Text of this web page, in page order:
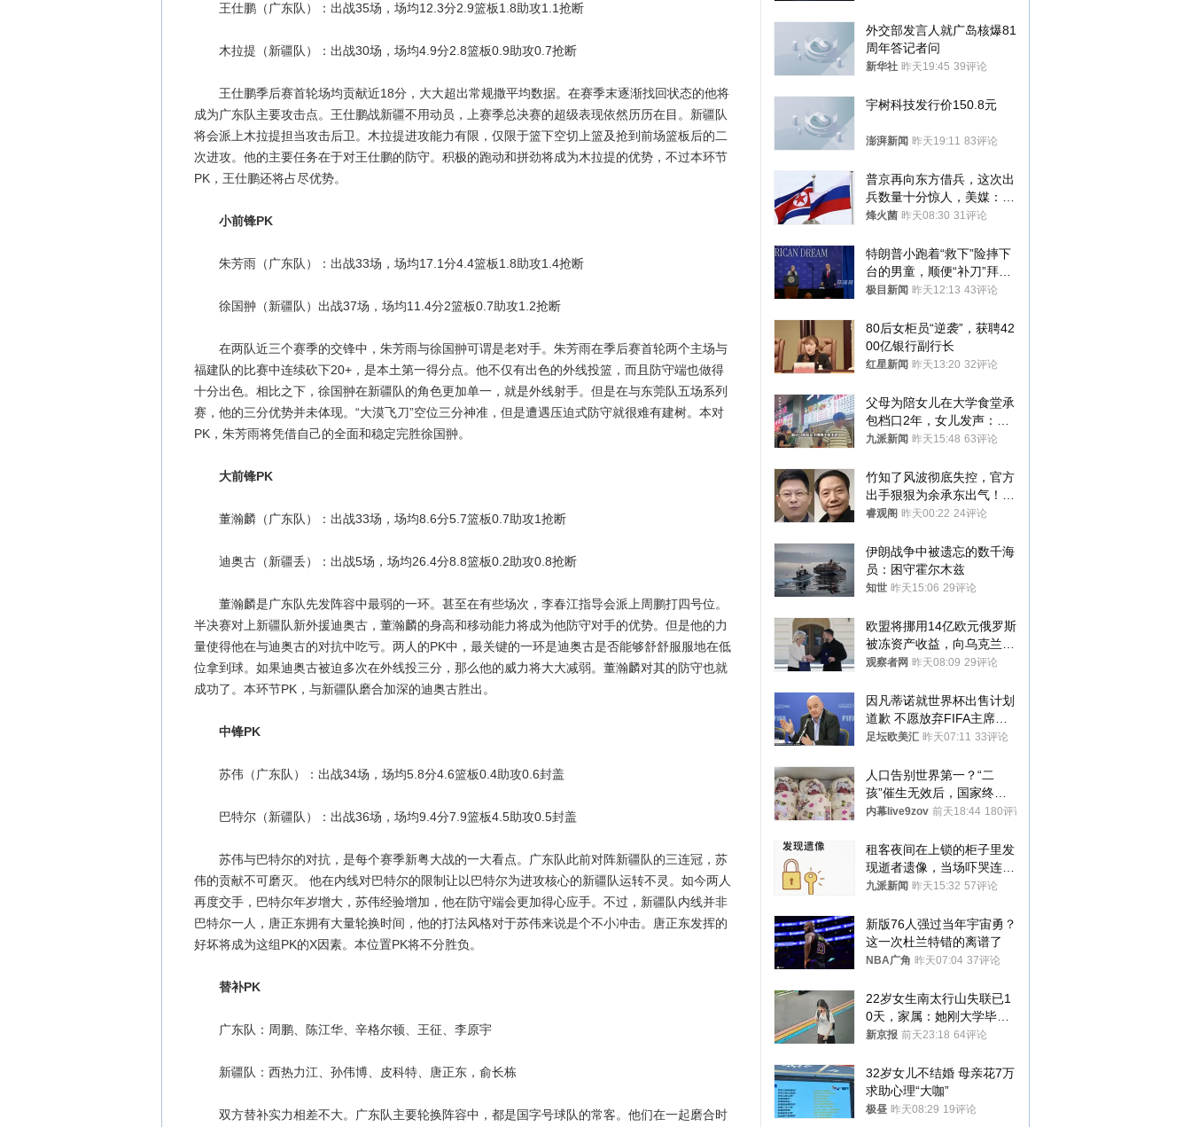
王仕鹏（广东队）：出战35场，场均12.3分2.9篮板1.8助攻1.1抢断
木拉提（新疆队）：出战30场，场均4.9分2.8篮板0.9助攻0.7抢断
王仕鹏季后赛首轮场均贡献近18分，大大超出常规撒平均数据。在赛季末逐渐找回状态的他将
成为广东队主要攻击点。王仕鹏战新疆不用动员，上赛季总决赛的超级表现依然历历在目。新疆队
将会派上木拉提担当攻击后卫。木拉提进攻能力有限，仅限于篮下空切上篮及抢到前场篮板后的二
次进攻。他的主要任务在于对王仕鹏的防守。积极的跑动和拼劲将成为木拉提的优势，不过本环节
PK，王仕鹏还将占尽优势。
小前锋PK
朱芳雨（广东队）：出战33场，场均17.1分4.4篮板1.8助攻1.4抢断
徐国翀（新疆队）出战37场，场均11.4分2篮板0.7助攻1.2抢断
在两队近三个赛季的交锋中，朱芳雨与徐国翀可谓是老对手。朱芳雨在季后赛首轮两个主场与
福建队的比赛中连续砍下20+，是本土第一得分点。他不仅有出色的外线投篮，而且防守端也做得
十分出色。相比之下，徐国翀在新疆队的角色更加单一，就是外线射手。但是在与东莞队五场系列
赛，他的三分优势并未体现。“大漠飞刀”空位三分神准，但是遭遇压迫式防守就很难有建树。本对
PK，朱芳雨将凭借自己的全面和稳定完胜徐国翀。
大前锋PK
董瀚麟（广东队）：出战33场，场均8.6分5.7篮板0.7助攻1抢断
迪奥古（新疆丢）：出战5场，场均26.4分8.8篮板0.2助攻0.8抢断
董瀚麟是广东队先发阵容中最弱的一环。甚至在有些场次，李春江指导会派上周鹏打四号位。
半决赛对上新疆队新外援迪奥古，董瀚麟的身高和移动能力将成为他防守对手的优势。但是他的力
量使得他在与迪奥古的对抗中吃亏。两人的PK中，最关键的一环是迪奥古是否能够舒舒服服地在低
位拿到球。如果迪奥古被迫多次在外线投三分，那么他的威力将大大减弱。董瀚麟对其的防守也就
成功了。本环节PK，与新疆队磨合加深的迪奥古胜出。
中锋PK
苏伟（广东队）：出战34场，场均5.8分4.6篮板0.4助攻0.6封盖
巴特尔（新疆队）：出战36场，场均9.4分7.9篮板4.5助攻0.5封盖
苏伟与巴特尔的对抗，是每个赛季新粤大战的一大看点。广东队此前对阵新疆队的三连冠，苏
伟的贡献不可磨灭。 他在内线对巴特尔的限制让以巴特尔为进攻核心的新疆队运转不灵。如今两人
再度交手，巴特尔年岁增大，苏伟经验增加，他在防守端会更加得心应手。不过，新疆队内线并非
巴特尔一人，唐正东拥有大量轮换时间，他的打法风格对于苏伟来说是个不小冲击。唐正东发挥的
好坏将成为这组PK的X因素。本位置PK将不分胜负。
替补PK
广东队：周鹏、陈江华、辛格尔顿、王征、李原宇
新疆队：西热力江、孙伟博、皮科特、唐正东，俞长栋
双方替补实力相差不大。广东队主要轮换阵容中，都是国字号球队的常客。他们在一起磨合时
外交部发言人就广岛核爆81
周年答记者问
新华社 昨天19:45 39评论
宇树科技发行价150.8元
澎湃新闻 昨天19:11 83评论
普京再向东方借兵，这次出
兵数量十分惊人，美媒：俄
朝要动真格？
烽火菌 昨天08:30 31评论
特朗普小跑着“救下”险摔下
台的男童，顺便“补刀”拜
登：“我可不想他像拜登一
极目新闻 昨天12:13 43评论
80后女柜员“逆袭”，获聘42
00亿银行副行长
红星新闻 昨天13:20 32评论
父母为陪女儿在大学食堂承
包档口2年，女儿发声：初
衷是为了陪伴，毕业后将不
九派新闻 昨天15:48 63评论
竹知了风波彻底失控，官方
出手狠狠为余承东出气！雷
军果然没说错
睿观阁 昨天00:22 24评论
伊朗战争中被遗忘的数千海
员：困守霍尔木兹
知世 昨天15:06 29评论
欧盟将挪用14亿欧元俄罗斯
被冻资产收益，向乌克兰提
供援助
观察者网 昨天08:09 29评论
因凡蒂诺就世界杯出售计划
道歉 不愿放弃FIFA主席职
位
足坛欧美汇 昨天07:11 33评论
人口告别世界第一？“二
孩”催生无效后，国家终于
向住房出手了！
内幕live9zov 前天18:44 180评论
租客夜间在上锁的柜子里发
现逝者遗像，当场吓哭连夜
搬离，房东退还押金
九派新闻 昨天15:32 57评论
新版76人强过当年宇宙勇？
这一次杜兰特错的离谱了
NBA广角 昨天07:04 37评论
22岁女生南太行山失联已1
0天，家属：她刚大学毕业
想到山里旅行
新京报 前天23:18 64评论
32岁女儿不结婚 母亲花7万
求助心理“大咖”
极昼 昨天08:29 19评论